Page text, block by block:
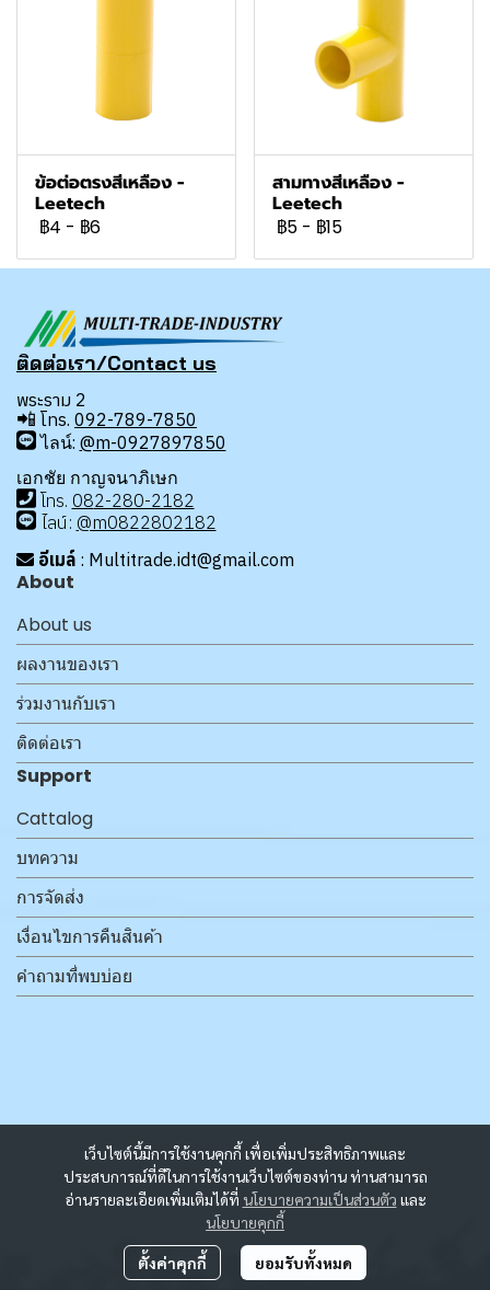
ข้อต่อตรงสีเหลือง -
Leetech
฿4 - ฿6
สามทางสีเหลือง -
Leetech
฿5 - ฿15
เว็บไซต์นี้มีการใช้งานคุกกี้ เพื่อเพิ่มประสิทธิภาพและ
ประสบการณ์ที่ดีในการใช้งานเว็บไซต์ของท่าน ท่านสามารถ
อ่านรายละเอียดเพิ่มเติมได้ที่ นโยบายความเป็นส่วนตัว และ
นโยบายคุกกี้
ตั้งค่าคุกกี้ ยอมรับทั้งหมด
ติดต่อเรา/Contact us
พระราม 2
📲 โทร. 092-789-7850
ไลน์: @m-0927897850
เอกชัย กาญจนาภิเษก
โทร. 082-280-2182
ไลน์: @m0822802182
อีเมล์ : Multitrade.idt@gmail.com
About
About us
ผลงานของเรา
ร่วมงานกับเรา
ติดต่อเรา
Support
Cattalog
บทความ
การจัดส่ง
เงื่อนไขการคืนสินค้า
คำถามที่พบบ่อย